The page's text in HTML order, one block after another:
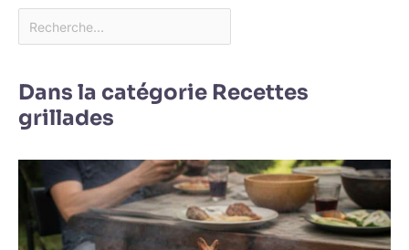
Dans la catégorie Recettes
grillades